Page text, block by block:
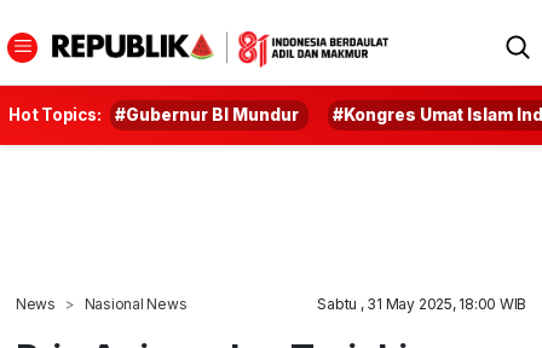
Hot Topics: #Gubernur BI Mundur #Kongres Umat Islam
News Nasional News Sabtu , 31 May 2025, 18:00 WIB